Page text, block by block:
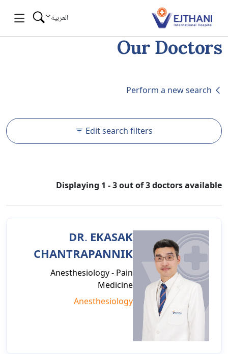
العربية
Our Doctors
Edit search filters
Displaying 1 - 3 out of 3 doctors available
DR. EKASAK
CHANTRAPANNIK
Anesthesiology - Pain
Medicine
Anesthesiology